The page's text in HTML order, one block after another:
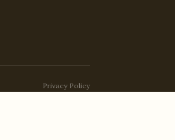
Privacy Policy